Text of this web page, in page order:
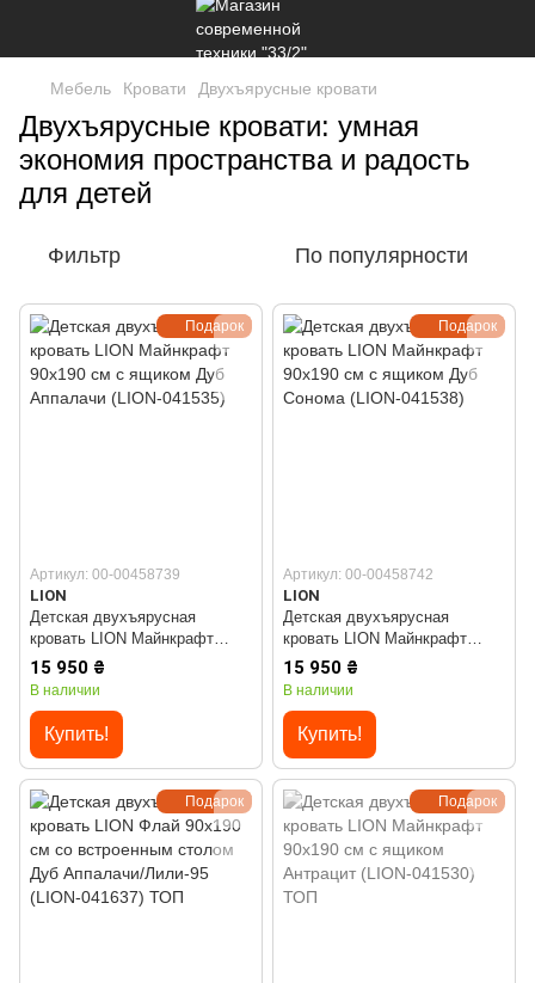
Мебель Кровати Двухъярусные кровати
Двухъярусные кровати: умная
экономия пространства и радость
для детей
Фильтр По популярности
Подарок
Артикул: 00-00458739
LION
Детская двухъярусная
кровать LION Майнкрафт
90х190 см с ящиком Дуб
Аппалачи (LION-041535)
15 950 ₴
В наличии
Купить!
Подарок
Артикул: 00-00458742
LION
Детская двухъярусная
кровать LION Майнкрафт
90х190 см с ящиком Дуб
Сонома (LION-041538)
15 950 ₴
В наличии
Купить!
Подарок Подарок